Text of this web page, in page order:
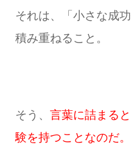
それは、「小さな成
積み重ねること。
そう、 言葉に詰まる
験を持つことなのだ。